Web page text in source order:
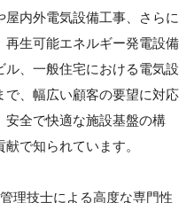
内外電気設備工事、さらに
再生可能エネルギー発電設備
、一般住宅における電気設
、幅広い顧客の要望に対応
安全で快適な施設基盤の構
で知られています。
理技士による高度な専門性